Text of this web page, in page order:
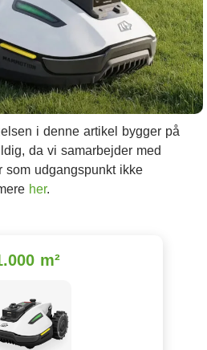
i denne artikel bygger på
da vi samarbejder med
som udgangspunkt ikke
her.
m²